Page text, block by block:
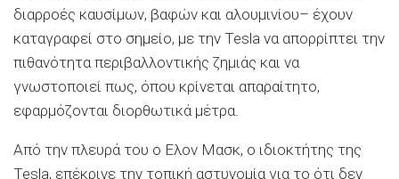
διαρροές καυσίμων, βαφών και αλουμινίου– έχουν
καταγραφεί στο σημείο, με την Tesla να απορρίπτει την
πιθανότητα περιβαλλοντικής ζημιάς και να
γνωστοποιεί πως, όπου κρίνεται απαραίτητο,
εφαρμόζονται διορθωτικά μέτρα.
Από την πλευρά του ο Ελον Μασκ, ο ιδιοκτήτης της
Tesla, επέκρινε την τοπική αστυνομία για το ότι δεν